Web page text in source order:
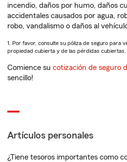
incendio, daños por humo, daños
accidentales causados por agua,
robo, vandalismo o daños al
1. Por favor, consulte su póliza de seguro para
propiedad cubierta y de las pérdidas cubiertas.
Comience su cotización de seguro
sencillo!
Artículos personales
¿Tiene tesoros importantes como